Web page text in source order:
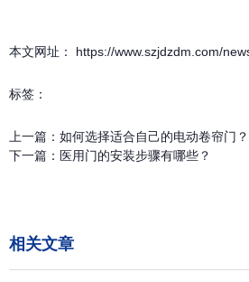
本文网址： https://www.szjdzdm.com/
标签：
上一篇： 如何选择适合自己的电动卷帘门？
下一篇： 医用门的安装步骤有哪些？
相关文章